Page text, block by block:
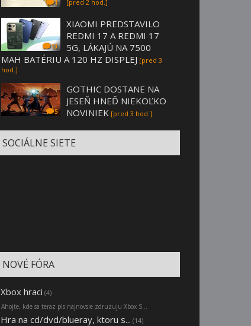
1 [pred 2 hod.]
13
XIAOMI PREDSTAVILO
REDMI 17 A REDMI 17
5G, LÁKAJÚ NA 7500
MAH BATÉRIU A 120 HZ DISPLEJ [pred 3
hod.]
5
GOTHIC DOSTANE NA
JESEŇ HNEĎ NIEKOĽKO
NOVINIEK [pred 3 hod.]
SOCIÁLNE SIETE
NOVÉ FÓRA
Xbox hraci (4)
Ahojte, kde sa teraz pls najnovsie zdruzuju Xbox S...
Hra na cd/dvd/blueray, ktoru s... (14)